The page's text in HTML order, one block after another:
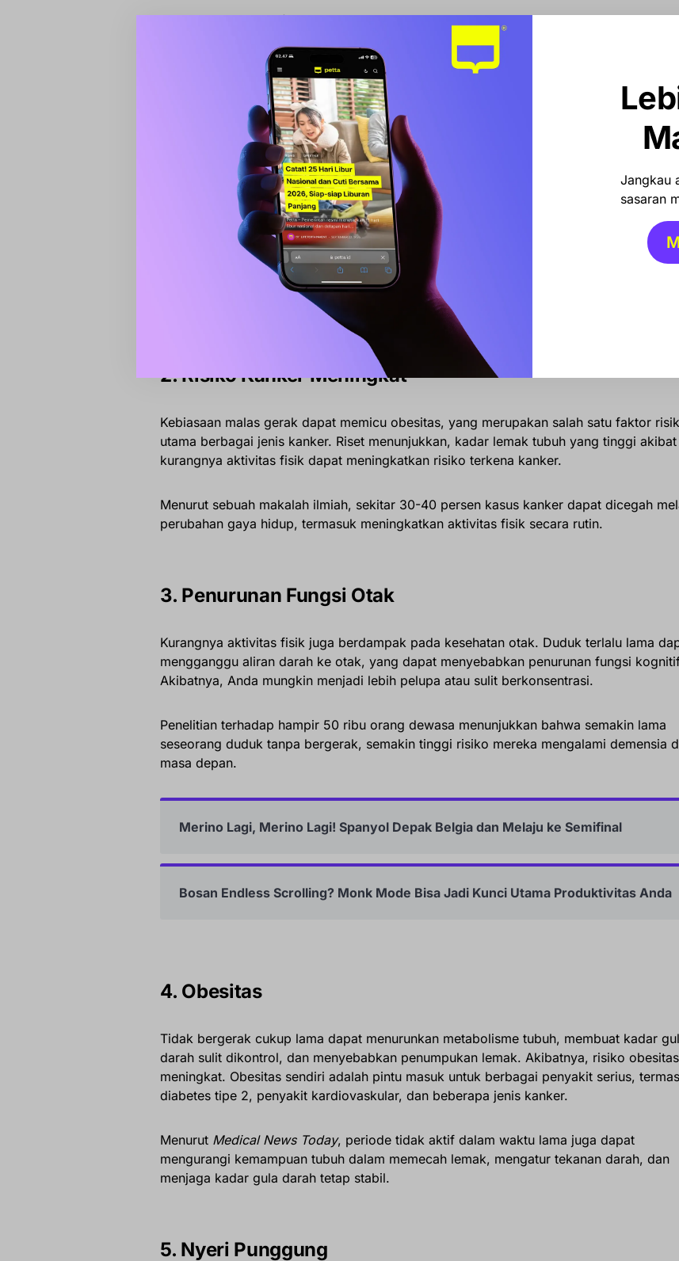
Kurangnya aktivitas fisik bisa berdampak langsung pada kesehatan mental. Penelitian
bersemangat, bahkan stres. Studi pada 2022 menemukan hubungan erat antara waktu
duduk yang lama dengan peningkatan risiko kecemasan selama lockdown akibat
pandemi Covid-19.
Sebuah meta-analisis dari sembilan penelitian juga menunjukkan bahwa kebiasaan
menonton TV atau bermain gim dalam waktu lama dapat memperburuk kondisi mental
dan meningkatkan risiko gangguan kecemasan.
Trending
Rakortas MBG: Pemerintah Susun Ulang Sasaran, Daerah Tertinggal
Diutamakan
2. Risiko Kanker Meningkat
Kebiasaan malas gerak dapat memicu obesitas, yang merupakan salah satu faktor
utama berbagai jenis kanker. Riset menunjukkan, kadar lemak tubuh yang tinggi akibat
kurangnya aktivitas fisik dapat meningkatkan risiko terkena kanker.
Menurut sebuah makalah ilmiah, sekitar 30-40 persen kasus kanker dapat dicegah
perubahan gaya hidup, termasuk meningkatkan aktivitas fisik secara rutin.
3. Penurunan Fungsi Otak
Kurangnya aktivitas fisik juga berdampak pada kesehatan otak. Duduk terlalu lama
mengganggu aliran darah ke otak, yang dapat menyebabkan penurunan fungsi
Akibatnya, Anda mungkin menjadi lebih pelupa atau sulit berkonsentrasi.
Penelitian terhadap hampir 50 ribu orang dewasa menunjukkan bahwa semakin lama
seseorang duduk tanpa bergerak, semakin tinggi risiko mereka mengalami demensia
masa depan.
Merino Lagi, Merino Lagi! Spanyol Depak Belgia dan Melaju ke Semifinal
Bosan Endless Scrolling? Monk Mode Bisa Jadi Kunci Utama Produktivitas Anda
4. Obesitas
Tidak bergerak cukup lama dapat menurunkan metabolisme tubuh, membuat kadar
darah sulit dikontrol, dan menyebabkan penumpukan lemak. Akibatnya, risiko obesitas
meningkat. Obesitas sendiri adalah pintu masuk untuk berbagai penyakit serius,
diabetes tipe 2, penyakit kardiovaskular, dan beberapa jenis kanker.
Menurut Medical News Today, periode tidak aktif dalam waktu lama juga dapat
mengurangi kemampuan tubuh dalam memecah lemak, mengatur tekanan darah, dan
menjaga kadar gula darah tetap stabil.
5. Nyeri Punggung
Jangkau
sasaran